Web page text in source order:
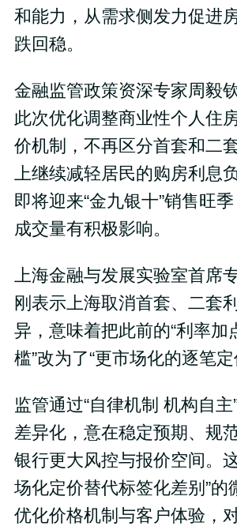
和能力，从需求侧发力促进
跌回稳。
金融监管政策资深专家周毅
此次优化调整商业性个人住
价机制，不再区分首套和二
上继续减轻居民的购房利息
即将迎来“金九银十”销售旺
成交量有积极影响。
上海金融与发展实验室首席
刚表示上海取消首套、二套
异，意味着把此前的“利率加
槛”改为了“更市场化的逐笔定
监管通过“自律机制 机构自主
差异化，意在稳定预期、规
银行更大风控与报价空间。
场化定价替代标签化差别”的
优化价格机制与客户体验，